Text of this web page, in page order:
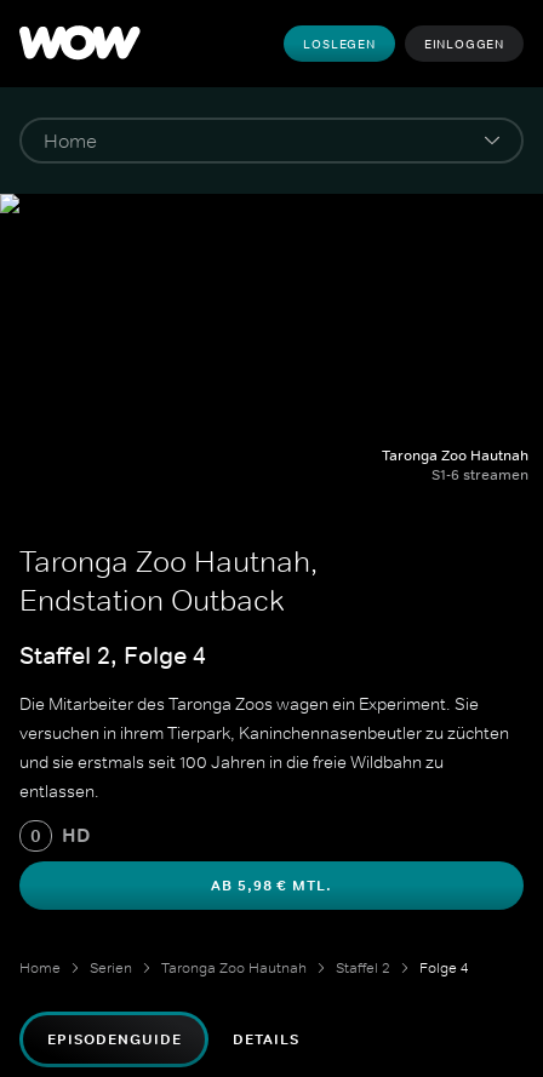
LOSLEGEN EINLOGGEN
Taronga Zoo Hautnah
S1-6 streamen
Taronga Zoo Hautnah,
Endstation Outback
Staffel 2, Folge 4
Die Mitarbeiter des Taronga Zoos wagen ein Experiment. Sie
versuchen in ihrem Tierpark, Kaninchennasenbeutler zu züchten
und sie erstmals seit 100 Jahren in die freie Wildbahn zu
entlassen.
0 HD
AB 5,98 € MTL.
Home Serien Taronga Zoo Hautnah Staffel 2 Folge 4
EPISODENGUIDE DETAILS